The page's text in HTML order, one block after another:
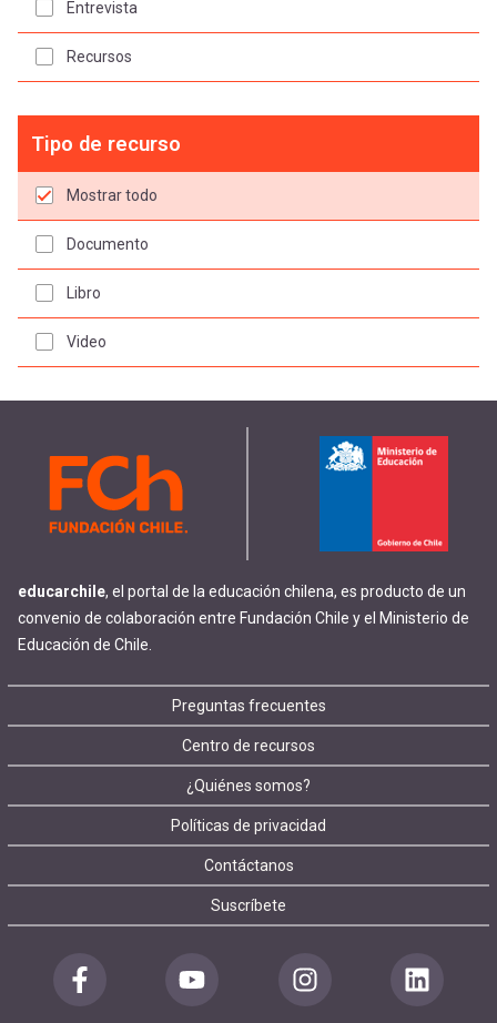
Entrevista
Recursos
Tipo de recurso
Mostrar todo
Documento
Libro
Video
educarchile, el portal de la educación chilena, es producto de un
convenio de colaboración entre Fundación Chile y el Ministerio de
Educación de Chile.
Footer
menu
Preguntas frecuentes
Centro de recursos
¿Quiénes somos?
Políticas de privacidad
Contáctanos
Suscríbete
Redes